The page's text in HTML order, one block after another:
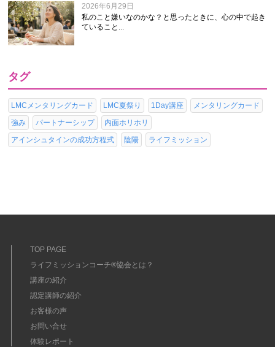
2026年6月29日
私のこと嫌いなのかな？と思ったときに、心の中で起き
ていること...
タグ
LMCメンタリングカード LMC夏祭り 1Day講座
メンタリングカード
強み
パートナーシップ
内面ホリホリ
アインシュタインの成功方程式
陰陽 ライフミッション
TOP PAGE
ライフミッションコーチ®協会とは？
講座の紹介
認定講師の紹介
お客様の声
お問い合せ
体験レポート